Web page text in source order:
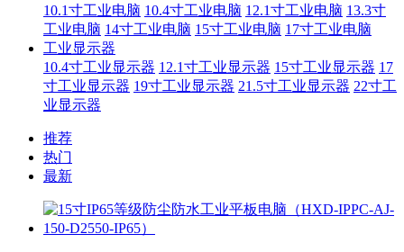
10.1寸工业电脑 10.4寸工业电脑 12.1寸工业电脑 13.3寸
工业电脑 14寸工业电脑 15寸工业电脑 17寸工业电脑
工业显示器
10.4寸工业显示器 12.1寸工业显示器 15寸工业显示器 17
寸工业显示器 19寸工业显示器 21.5寸工业显示器 22寸工
业显示器
推荐
热门
最新